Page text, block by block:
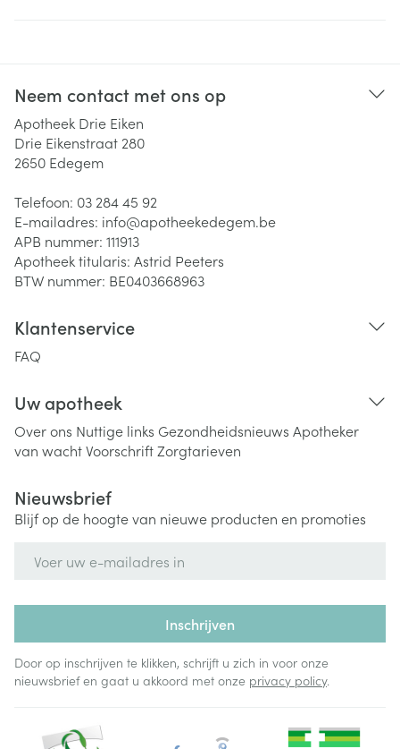
Neem contact met ons op
Apotheek Drie Eiken
Drie Eikenstraat 280
2650 Edegem
Telefoon: 03 284 45 92
E-mailadres: info@apotheekedegem.be
APB nummer: 111913
Apotheek titularis: Astrid Peeters
BTW nummer: BE0403668963
Klantenservice
FAQ
Uw apotheek
Over ons Nuttige links Gezondheidsnieuws Apotheker
van wachtVoorschriftZorgtarieven
Nieuwsbrief
Blijf op de hoogte van nieuwe producten en promoties
Inschrijven
Door op inschrijven te klikken, schrijft u zich in voor onze
nieuwsbrief en gaat u akkoord met onze privacy policy.